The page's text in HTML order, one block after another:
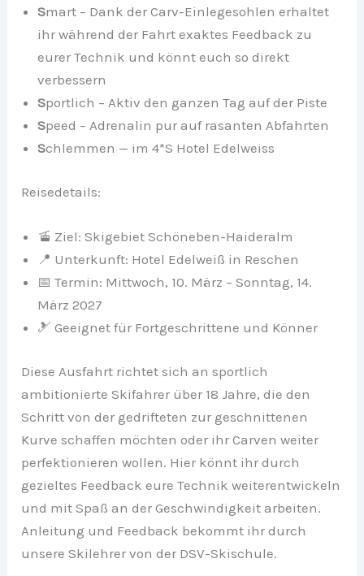
Smart – Dank der Carv-Einlegesohlen erhaltet
ihr während der Fahrt exaktes Feedback zu
eurer Technik und könnt euch so direkt
verbessern
Sportlich – Aktiv den ganzen Tag auf der Piste
Speed – Adrenalin pur auf rasanten Abfahrten
Schlemmen — im 4*S Hotel Edelweiss
Reisedetails:
🚡 Ziel: Skigebiet Schöneben-Haideralm
📍 Unterkunft: Hotel Edelweiß in Reschen
📅 Termin: Mittwoch, 10. März – Sonntag, 14.
März 2027
🎿 Geeignet für Fortgeschrittene und Könner
Diese Ausfahrt richtet sich an sportlich
ambitionierte Skifahrer über 18 Jahre, die den
Schritt von der gedrifteten zur geschnittenen
Kurve schaffen möchten oder ihr Carven weiter
perfektionieren wollen. Hier könnt ihr durch
gezieltes Feedback eure Technik weiterentwickeln
und mit Spaß an der Geschwindigkeit arbeiten.
Anleitung und Feedback bekommt ihr durch
unsere Skilehrer von der DSV-Skischule.